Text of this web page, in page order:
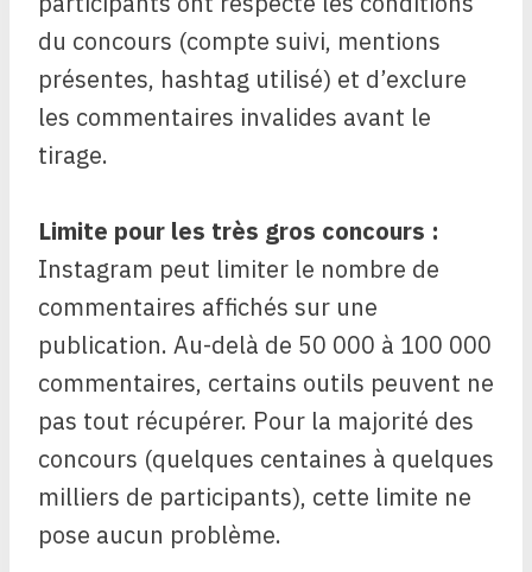
du concours (compte suivi, mentions
présentes, hashtag utilisé) et d’exclure
les commentaires invalides avant le
tirage.
Limite pour les très gros concours :
Instagram peut limiter le nombre de
commentaires affichés sur une
publication. Au-delà de 50 000 à 100 000
commentaires, certains outils peuvent ne
pas tout récupérer. Pour la majorité des
concours (quelques centaines à quelques
milliers de participants), cette limite ne
pose aucun problème.